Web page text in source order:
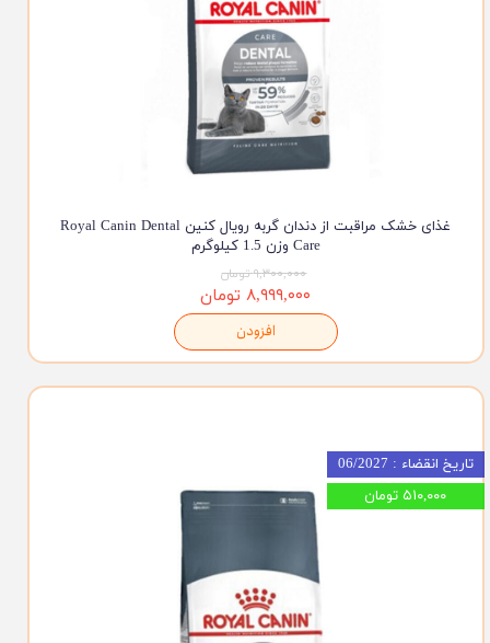
غذای خشک مراقبت از دندان گربه رویال کنین Royal Canin Dental
Care وزن 1.5 کیلوگرم
۹,۳۰۰,۰۰۰ تومان
۸,۹۹۹,۰۰۰ تومان
افزودن
تاریخ انقضاء : 06/2027
۵۱۰,۰۰۰ تومان